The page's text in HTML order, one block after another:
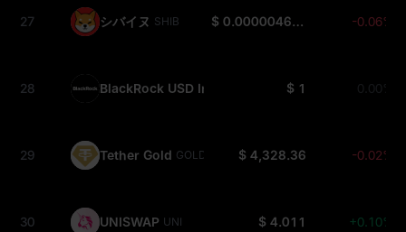
27 シバイヌ SHIB $ 0.000004634 -0.06%
28 BlackRock USD Institutional Digital Liquidity
$ 1 0.00%
29 Tether Gold GOLD(XAUT)$ 4,328.36 -0.02%
30 UNISWAP UNI $ 4.011 +0.10%